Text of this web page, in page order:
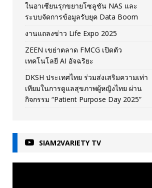
ในอาเซียนรุกขยายโซลูชัน NAS และ
ระบบจัดการข้อมูลรับยุค Data Boom
งานแถลงข่าว Life Expo 2025
ZEEN เขย่าตลาด FMCG เปิดตัว
เทคโนโลยี AI อัจฉริยะ
DKSH ประเทศไทย ร่วมส่งเสริมความเท่า
เทียมในการดูแลสุขภาพผู้หญิงไทย ผ่าน
กิจกรรม “Patient Purpose Day 2025”
SIAM2VARIETY TV